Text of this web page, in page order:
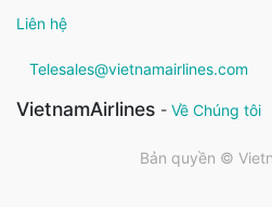
Liên hệ
Telesales@vietnamairlines.com
VietnamAirlines - Về Chúng tôi
Bản quyền ©